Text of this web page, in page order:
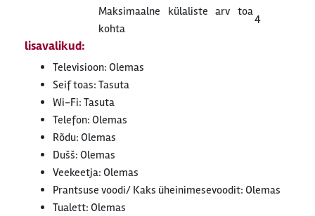
Maksimaalne külaliste arv toa
kohta
4
lisavalikud:
Televisioon: Olemas
Seif toas: Tasuta
Wi-Fi: Tasuta
Telefon: Olemas
Rõdu: Olemas
Dušš: Olemas
Veekeetja: Olemas
Prantsuse voodi/ Kaks üheinimesevoodit: Olemas
Tualett: Olemas